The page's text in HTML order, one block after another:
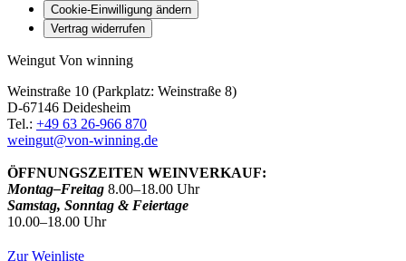
Cookie-Einwilligung ändern
Vertrag widerrufen
Weingut Von winning
Weinstraße 10 (Parkplatz: Weinstraße 8)
D-67146 Deidesheim
Tel.: +49 63 26-966 870
weingut@von-winning.de
ÖFFNUNGSZEITEN WEINVERKAUF:
Montag–Freitag 8.00–18.00 Uhr
Samstag, Sonntag & Feiertage
10.00–18.00 Uhr
Zur Weinliste